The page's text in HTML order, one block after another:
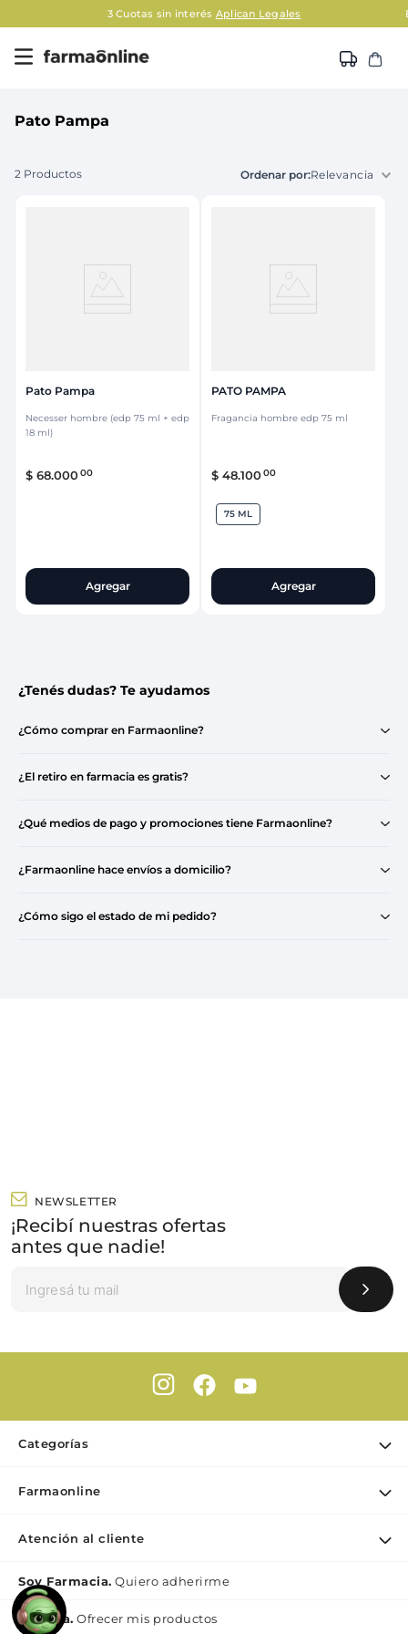
3 Cuotas sin interés Aplican Legales
Pato Pampa
2 Productos Relevancia
Pato Pampa
Necesser hombre (edp 75 ml + edp
18 ml)
$ 68.00000
Agregar
PATO PAMPA
Fragancia hombre edp 75 ml
$ 48.10000
75 ML
Agregar
¿Tenés dudas? Te ayudamos
¿Cómo comprar en Farmaonline?
¿El retiro en farmacia es gratis?
¿Qué medios de pago y promociones tiene Farmaonline?
¿Farmaonline hace envíos a domicilio?
¿Cómo sigo el estado de mi pedido?
NEWSLETTER
¡Recibí nuestras ofertas
antes que nadie!
Categorías
Dermocosmética
Nutrición & Deporte
Bebé y maternidad
Farmaonline
Atención al cliente
Contacto
Medios de pago
Como comprar
Soy Farmacia. Quiero adherirme
Mi lìnea. Ofrecer mis productos